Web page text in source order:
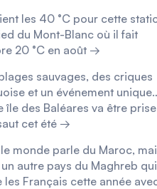
les 40 °C pour cette
du Mont-Blanc où il fait
20 °C en août →
sauvages, des criques
et un événement
île des Baléares va être prise
cet été →
monde parle du Maroc,
un autre pays du Maghreb qui
les Français cette année